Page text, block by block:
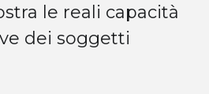
le reali capacità
dei soggetti